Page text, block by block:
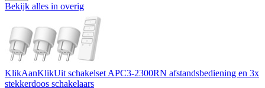
Bekijk alles in overig
KlikAanKlikUit schakelset APC3-2300RN afstandsbediening en 3x
stekkerdoos schakelaars